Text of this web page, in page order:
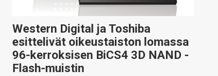
Western Digital ja Toshiba
esittelivät oikeustaiston lomassa
96-kerroksisen BiCS4 3D NAND -
Flash-muistin